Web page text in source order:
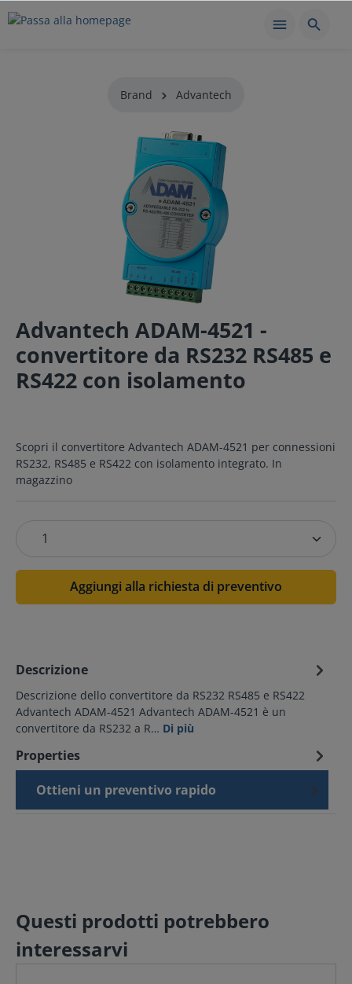
Brand Advantech
Advantech ADAM-4521 -
convertitore da RS232 RS485 e
RS422 con isolamento
Scopri il convertitore Advantech ADAM-4521 per connessioni
RS232, RS485 e RS422 con isolamento integrato. In
magazzino
Aggiungi alla richiesta di preventivo
Descrizione
Descrizione dello convertitore da RS232 RS485 e RS422
Advantech ADAM-4521 Advantech ADAM-4521 è un
convertitore da RS232 a R… Di più
Properties
Ottieni un preventivo rapido
Questi prodotti potrebbero
interessarvi